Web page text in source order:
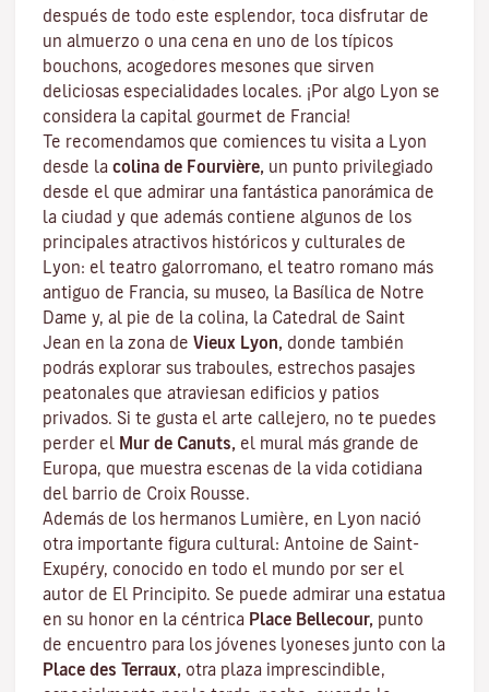
después de todo este esplendor, toca disfrutar de
un almuerzo o una cena en uno de los típicos
bouchons, acogedores mesones que sirven
deliciosas especialidades locales. ¡Por algo Lyon se
considera la capital gourmet de Francia!
Te recomendamos que comiences tu visita a Lyon
desde la colina de Fourvière, un punto privilegiado
desde el que admirar una fantástica panorámica de
la ciudad y que además contiene algunos de los
principales atractivos históricos y culturales de
Lyon: el teatro galorromano, el teatro romano más
antiguo de Francia, su museo, la Basílica de Notre
Dame y, al pie de la colina, la Catedral de Saint
Jean en la zona de Vieux Lyon, donde también
podrás explorar sus traboules, estrechos pasajes
peatonales que atraviesan edificios y patios
privados. Si te gusta el arte callejero, no te puedes
perder el Mur de Canuts, el mural más grande de
Europa, que muestra escenas de la vida cotidiana
del barrio de Croix Rousse.
Además de los hermanos Lumière, en Lyon nació
otra importante figura cultural: Antoine de Saint-
Exupéry, conocido en todo el mundo por ser el
autor de El Principito. Se puede admirar una estatua
en su honor en la céntrica Place Bellecour, punto
de encuentro para los jóvenes lyoneses junto con la
Place des Terraux, otra plaza imprescindible,